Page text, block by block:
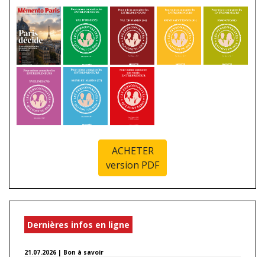
ACHETER
version PDF
Dernières infos en ligne
21.07.2026 | Bon à savoir